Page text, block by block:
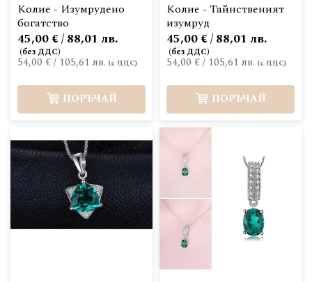
Колие - Изумрудено
богатство
54,00 €/ 105,61 лв.
45,00 € / 88,01 лв.
ПОРЪЧАЙ
Колие - Тайнственият
изумруд
54,00 €/ 105,61 лв.
45,00 € / 88,01 лв.
ПОРЪЧАЙ